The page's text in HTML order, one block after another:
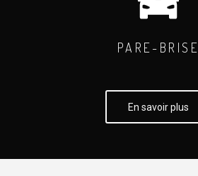
PARE-BRISE
En savoir plus